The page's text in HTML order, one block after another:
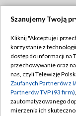
Abonament TVP
Emisja w TVP
Centrum
Naziemna
Szanujemy Twoją
Kliknij "Akceptuję i
korzystanie z
dostęp do informacji na
przechowywanie oraz
nas, czyli Telewizję
Zaufanych Partnerów z
Partnerów TVP (93 firm)
zautomatyzowanego
mierzenia ich